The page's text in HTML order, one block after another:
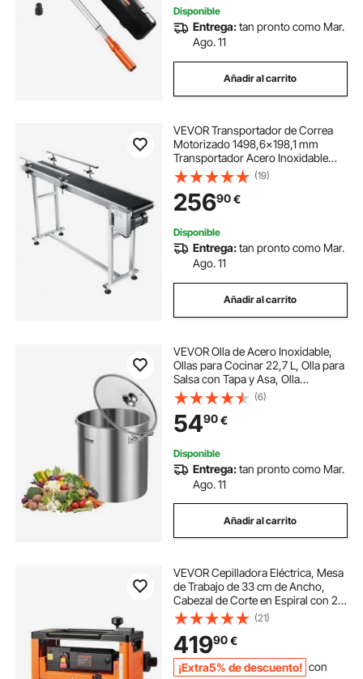
Disponible
Entrega:tan pronto como Mar.
Ago. 11
Añadir al carrito
VEVOR Transportador de Correa
Motorizado 1498,6x198,1 mm
Transportador Acero Inoxidable
Cinta Transportadora de PVC
Antiestática Barandilla Doble para
Aplicación de Codificación por
Inyección de Tinta
(19)
25690€
Disponible
Entrega:tan pronto como Mar.
Ago. 11
Añadir al carrito
VEVOR Olla de Acero Inoxidable,
Ollas para Cocinar 22,7 L, Olla para
Salsa con Tapa y Asa, Olla
Comercial Resistente, Tratamiento
de Lijado, para Cocinar al Vapor,
Hervir o Freír, Plata, 300 x 330 mm
(6)
5490€
Disponible
Entrega:tan pronto como Mar.
Ago. 11
Añadir al carrito
VEVOR Cepilladora Eléctrica, Mesa
de Trabajo de 33 cm de Ancho,
Cabezal de Corte en Espiral con 24
Insertos, 2000 W 23500 RPM Moto
Potente, Rodillo Doble, Velocidad
Única, para Madera Dura/Blanda
(21)
41990€
¡Extra5% de descuento! con